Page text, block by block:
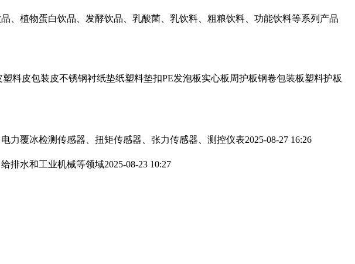
、植物蛋白饮品、发酵饮品、乳酸菌、乳饮料、粗粮饮料、功能饮料等系列产品
料皮包装皮不锈钢衬纸垫纸塑料垫扣PE发泡板实心板周护板钢卷包装板塑料护板
力覆冰检测传感器、扭矩传感器、张力传感器、测控仪表2025-08-27 16:26
排水和工业机械等领域2025-08-23 10:27